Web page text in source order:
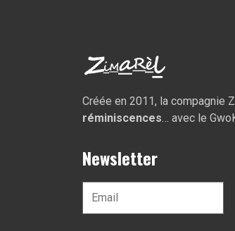
Créée en 2011, la compagnie
réminiscences … avec le
Newsletter